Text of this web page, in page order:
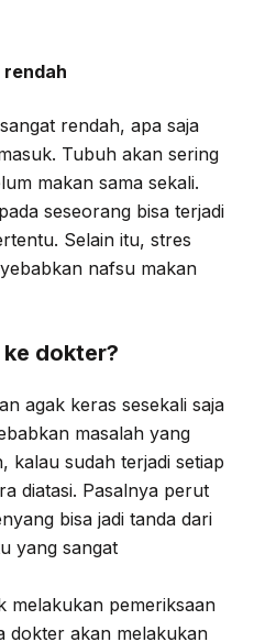
rendah
rendah, apa saja
Tubuh akan sering
makan sama sekali.
seseorang bisa terjadi
Selain itu, stres
nafsu makan
dokter?
agak keras sesekali saja
masalah yang
kalau sudah terjadi setiap
diatasi. Pasalnya perut
bisa jadi tanda dari
yang sangat
melakukan pemeriksaan
dokter akan melakukan